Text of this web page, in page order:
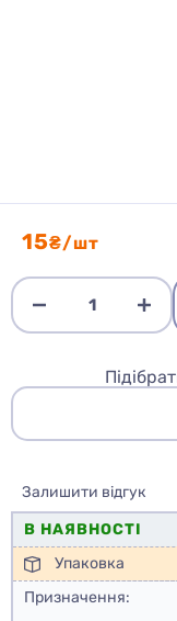
15₴/шт
Залишити відгук
В НАЯВНОСТІ
Упаковка
Призначення: